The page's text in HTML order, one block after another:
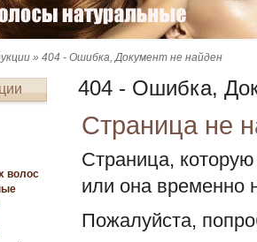
» 404 - Ошибка, Документ не найден
волос
404 - Ошибка,
Страница не
Страница,
или она временно
Пожалуйста,